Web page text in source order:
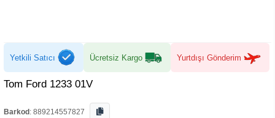
Yetkili Satıcı Ücretsiz Kargo Yurtdışı Gönderim
Tom Ford 1233 01V
Barkod : 889214557827